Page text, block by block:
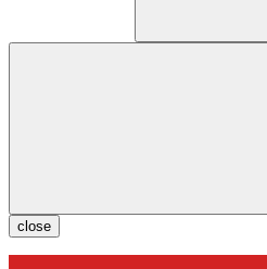
close